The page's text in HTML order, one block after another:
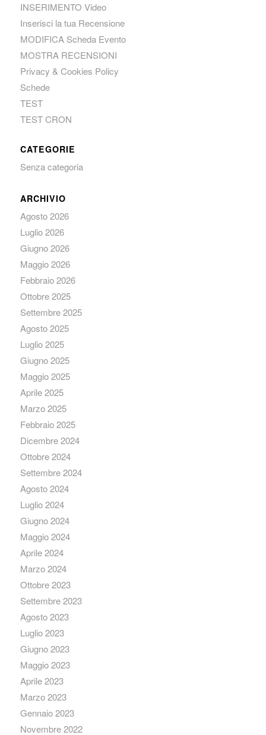
INSERIMENTO Video
Inserisci la tua Recensione
MODIFICA Scheda Evento
MOSTRA RECENSIONI
Privacy & Cookies Policy
Schede
TEST
TEST CRON
CATEGORIE
Senza categoria
ARCHIVIO
Agosto 2026
Luglio 2026
Giugno 2026
Maggio 2026
Febbraio 2026
Ottobre 2025
Settembre 2025
Agosto 2025
Luglio 2025
Giugno 2025
Maggio 2025
Aprile 2025
Marzo 2025
Febbraio 2025
Dicembre 2024
Ottobre 2024
Settembre 2024
Agosto 2024
Luglio 2024
Giugno 2024
Maggio 2024
Aprile 2024
Marzo 2024
Ottobre 2023
Settembre 2023
Agosto 2023
Luglio 2023
Giugno 2023
Maggio 2023
Aprile 2023
Marzo 2023
Gennaio 2023
Novembre 2022